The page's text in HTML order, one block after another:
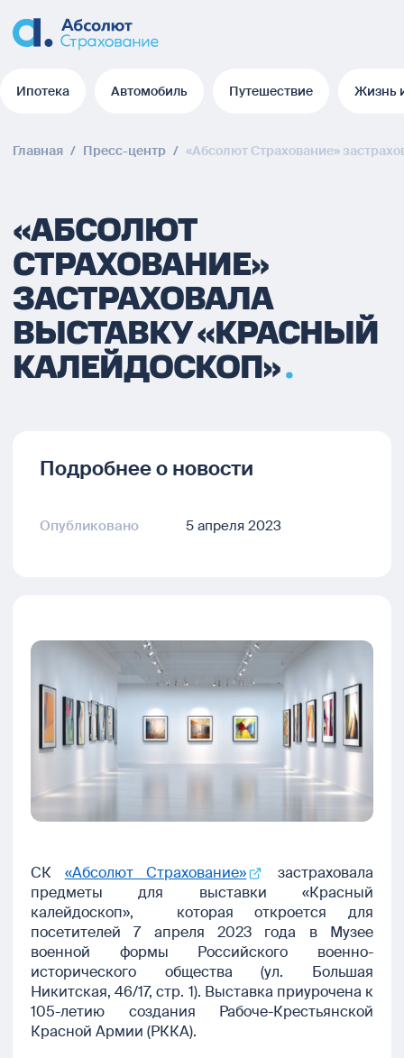
Ипотека Автомобиль Путешествие Жизнь
Главная / Пресс-центр / «Абсолют Страхование»
«АБСОЛЮТ
СТРАХОВАНИЕ»
ЗАСТРАХОВАЛА
ВЫСТАВКУ «КРАСНЫЙ
КАЛЕЙДОСКОП»
Подробнее о новости
Опубликовано 5 апреля 2023
СК «Абсолют Страхование»
застраховала
предметы для выставки «Красный
калейдоскоп», которая откроется для
посетителей 7 апреля 2023 года в Музее
военной формы Российского военно-
исторического общества (ул. Большая
Никитская, 46/17, стр. 1). Выставка приурочена к
105-летию создания Рабоче-Крестьянской
Красной Армии (РККА).